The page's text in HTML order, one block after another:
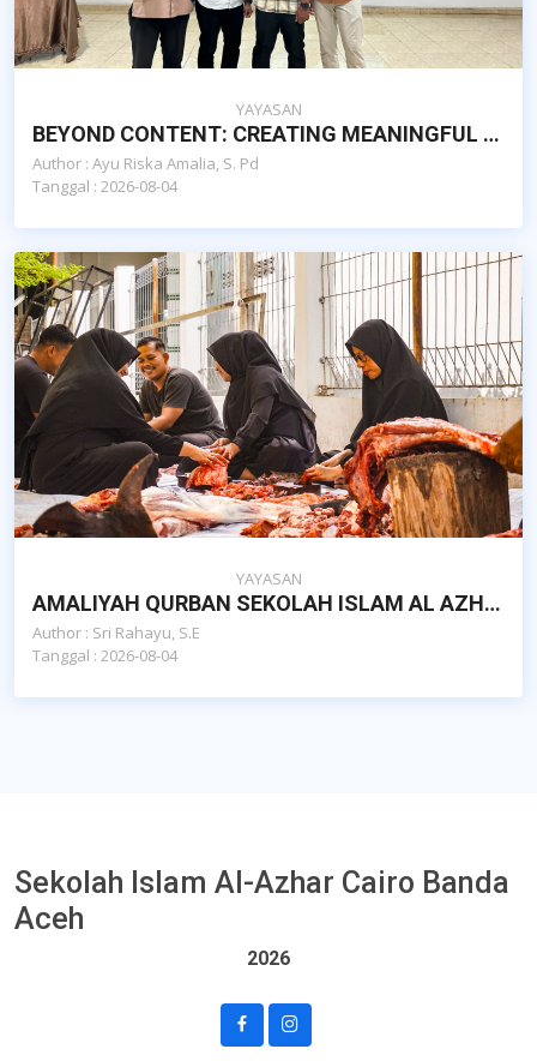
YAYASAN
BEYOND CONTENT: CREATING MEANINGFUL IMPACT, SEKOLAH ISLAM AL-AZHAR CAIRO BANDA ACEH
Author : Ayu Riska Amalia, S. Pd
Tanggal : 2026-08-04
YAYASAN
AMALIYAH QURBAN SEKOLAH ISLAM AL AZHAR CAIRO BANDA ACEH
Author : Sri Rahayu, S.E
Tanggal : 2026-08-04
Sekolah Islam Al-Azhar Cairo Banda
Aceh
2026